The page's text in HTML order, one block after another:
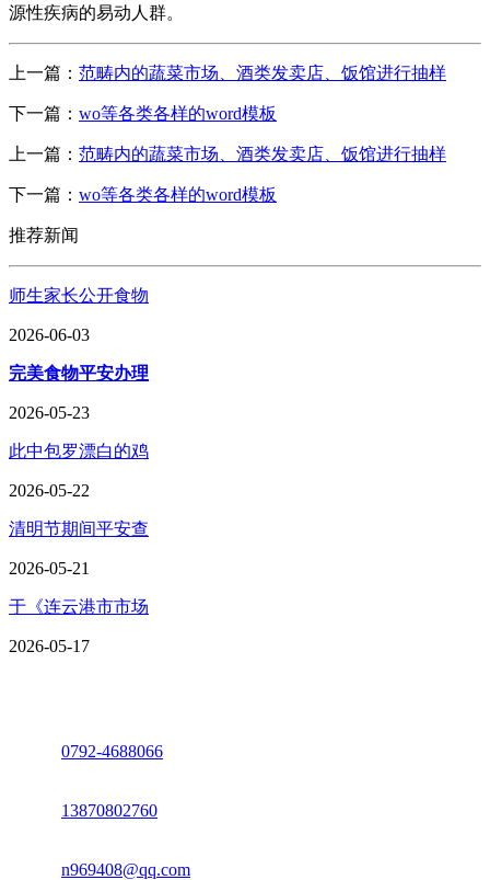
源性疾病的易动人群。
上一篇： 范畴内的蔬菜市场、酒类发卖店、饭馆进行抽样
下一篇： wo等各类各样的word模板
上一篇： 范畴内的蔬菜市场、酒类发卖店、饭馆进行抽样
下一篇： wo等各类各样的word模板
推荐新闻
师生家长公开食物
2026-06-03
完美食物平安办理
2026-05-23
此中包罗漂白的鸡
2026-05-22
清明节期间平安查
2026-05-21
于《连云港市市场
2026-05-17
0792-4688066
13870802760
n969408@qq.com